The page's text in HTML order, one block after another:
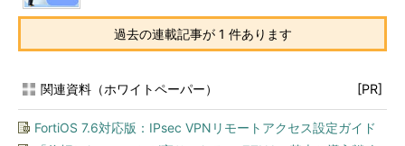
過去の連載記事が 1 件あります
関連資料（ホワイトペーパー） [PR]
FortiOS 7.6対応版：IPsec VPNリモートアクセス設定ガイド